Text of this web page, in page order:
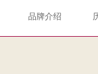
品牌介绍